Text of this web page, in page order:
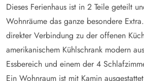
Dieses Ferienhaus ist in 2 Teile geteilt
Wohnräume das ganze besondere
direkter Verbindung zu der offenen
amerikanischem Kühlschrank modern
Essbereich und einem der 4
Ein Wohnraum ist mit Kamin